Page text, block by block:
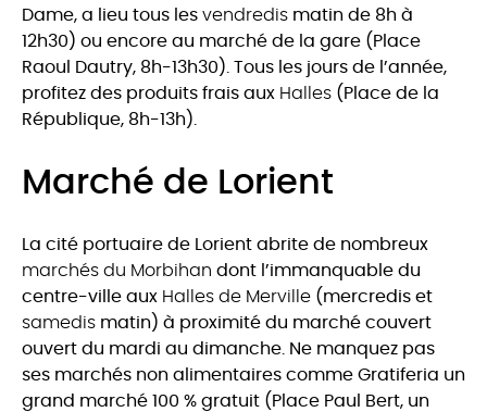
Dame, a lieu tous les vendredis matin de 8h à
12h30) ou encore au marché de la gare (Place
Raoul Dautry, 8h-13h30). Tous les jours de l’année,
profitez des produits frais aux Halles (Place de la
République, 8h-13h).
Marché de Lorient
La cité portuaire de Lorient abrite de nombreux
marchés du Morbihan dont l’immanquable du
centre-ville aux Halles de Merville (mercredis et
samedis matin) à proximité du marché couvert
ouvert du mardi au dimanche. Ne manquez pas
ses marchés non alimentaires comme Gratiferia un
grand marché 100 % gratuit (Place Paul Bert, un